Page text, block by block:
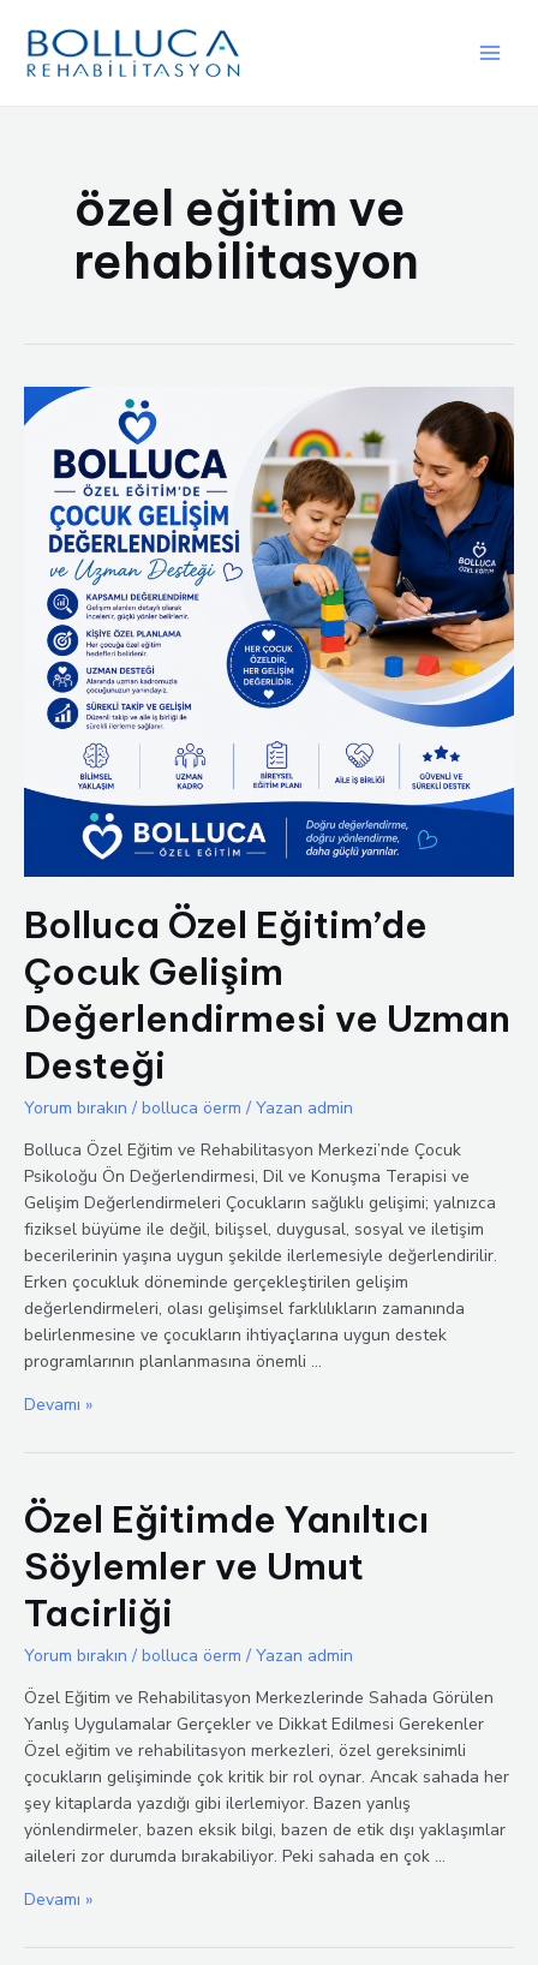
atla
özel eğitim ve
rehabilitasyon
Bolluca Özel Eğitim’de
Çocuk Gelişim
Değerlendirmesi ve Uzman
Desteği
Yorum bırakın / bolluca öerm / Yazan admin
Bolluca Özel Eğitim ve Rehabilitasyon Merkezi’nde Çocuk
Psikoloğu Ön Değerlendirmesi, Dil ve Konuşma Terapisi ve
Gelişim Değerlendirmeleri Çocukların sağlıklı gelişimi; yalnızca
fiziksel büyüme ile değil, bilişsel, duygusal, sosyal ve iletişim
becerilerinin yaşına uygun şekilde ilerlemesiyle değerlendirilir.
Erken çocukluk döneminde gerçekleştirilen gelişim
değerlendirmeleri, olası gelişimsel farklılıkların zamanında
belirlenmesine ve çocukların ihtiyaçlarına uygun destek
programlarının planlanmasına önemli …
Bolluca
Eğitim’de
Gelişim
Değerlendirmesi
ve
Uzman
Desteği
Devamı »
Özel Eğitimde Yanıltıcı
Söylemler ve Umut
Tacirliği
Yorum bırakın / bolluca öerm / Yazan admin
Özel Eğitim ve Rehabilitasyon Merkezlerinde Sahada Görülen
Yanlış Uygulamalar Gerçekler ve Dikkat Edilmesi Gerekenler
Özel eğitim ve rehabilitasyon merkezleri, özel gereksinimli
çocukların gelişiminde çok kritik bir rol oynar. Ancak sahada her
şey kitaplarda yazdığı gibi ilerlemiyor. Bazen yanlış
yönlendirmeler, bazen eksik bilgi, bazen de etik dışı yaklaşımlar
aileleri zor durumda bırakabiliyor. Peki sahada en çok …
Özel
Yanıltıcı
Devamı »